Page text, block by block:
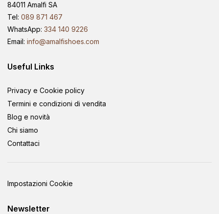
84011 Amalfi SA
Tel: 089 871 467
WhatsApp: 334 140 9226
Email: info@amalfishoes.com
Useful Links
Privacy e Cookie policy
Termini e condizioni di vendita
Blog e novità
Chi siamo
Contattaci
Impostazioni Cookie
Newsletter